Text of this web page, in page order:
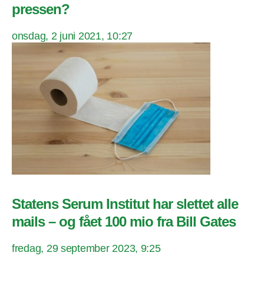
pressen?
onsdag, 2 juni 2021, 10:27
Statens Serum Institut har slettet alle
mails – og fået 100 mio fra Bill Gates
fredag, 29 september 2023, 9:25